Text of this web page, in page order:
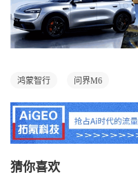
鸿蒙智行 问界M6
猜你喜欢